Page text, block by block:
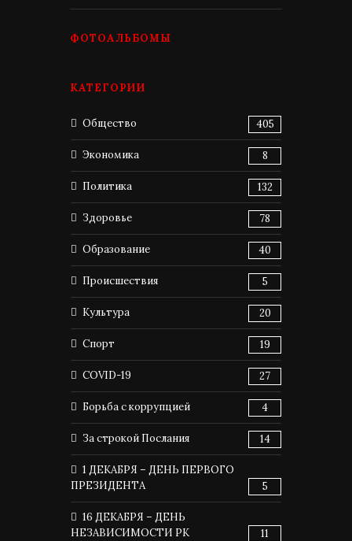
ФОТОАЛЬБОМЫ
КАТЕГОРИИ
Общество 405
Экономика 8
Политика 132
Здоровье 78
Образование 40
Происшествия 5
Культура 20
Спорт 19
COVID-19 27
Борьба с коррупцией 4
За строкой Послания 14
1 ДЕКАБРЯ – ДЕНЬ ПЕРВОГО
ПРЕЗИДЕНТА
5
16 ДЕКАБРЯ – ДЕНЬ
НЕЗАВИСИМОСТИ РК
11